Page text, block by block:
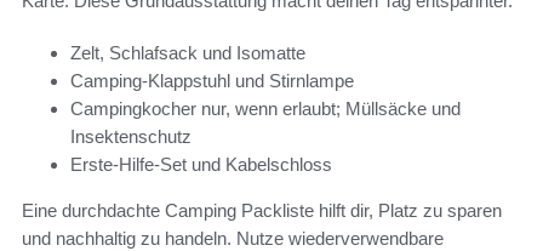
Zelt, Schlafsack und Isomatte
Camping-Klappstuhl und Stirnlampe
Campingkocher nur, wenn erlaubt; Müllsäcke und
Insektenschutz
Erste-Hilfe-Set und Kabelschloss
Eine durchdachte Camping Packliste hilft dir, Platz zu sparen
und nachhaltig zu handeln. Nutze wiederverwendbare